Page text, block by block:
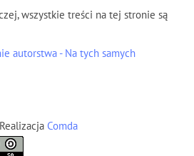
wszystkie treści na tej stronie są
autorstwa - Na tych samych
Realizacja Comda